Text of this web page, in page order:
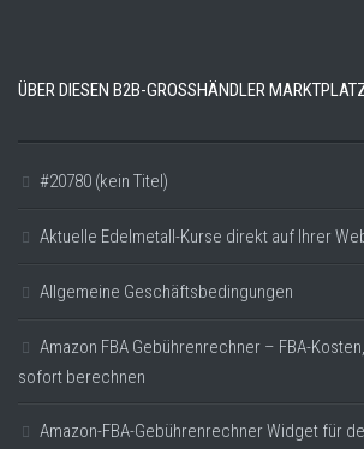
ÜBER DIESEN B2B-GROSSHÄNDLER
#20780 (kein Titel)
Aktuelle Edelmetall-Kurse direkt auf Ihrer
Allgemeine Geschäftsbedingungen
Amazon FBA Gebührenrechner – FBA-
sofort berechnen
Amazon-FBA-Gebührenrechner Widget für